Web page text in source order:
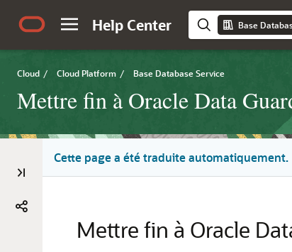
Help Center Base
Cloud / Cloud Platform / Base Database Service
Mettre fin à Oracle Data
Cette page a été traduite automatiquement.
Mettre fin à Oracle